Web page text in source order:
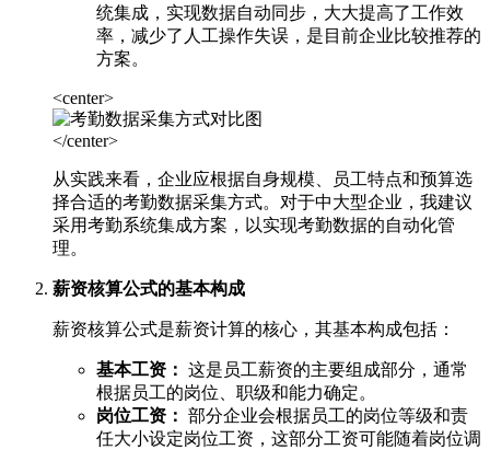
统集成，实现数据自动同步，大大提高了工作效
率，减少了人工操作失误，是目前企业比较推荐的
方案。
<center>
</center>
从实践来看，企业应根据自身规模、员工特点和预算选
择合适的考勤数据采集方式。对于中大型企业，我建议
采用考勤系统集成方案，以实现考勤数据的自动化管
理。
薪资核算公式的基本构成
薪资核算公式是薪资计算的核心，其基本构成包括：
基本工资： 这是员工薪资的主要组成部分，通常
根据员工的岗位、职级和能力确定。
岗位工资： 部分企业会根据员工的岗位等级和责
任大小设定岗位工资，这部分工资可能随着岗位调